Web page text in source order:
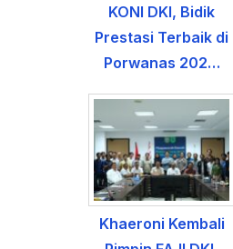
KONI DKI, Bidik
Prestasi Terbaik di
Porwanas 202…
Khaeroni Kembali